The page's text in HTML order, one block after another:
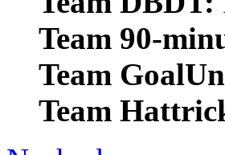
Team 90-
Team
Team